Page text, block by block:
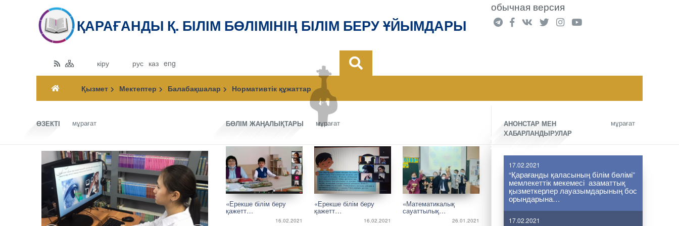
ҚАРАҒАНДЫ Қ. БІЛІМ БӨЛІМІНІҢ БІЛІМ БЕРУ ҰЙЫМДАРЫ
обычная версия
кіру рус каз eng
Қызмет Мектептер Балабақшалар Нормативтік құжаттар
ӨЗЕКТІ мұрағат БӨЛІМ ЖАҢАЛЫҚТАРЫ мұрағат
«Ерекше білім беру
қажетт…
16.02.2021
«Ерекше білім беру
қажетт…
16.02.2021
«Математикалық
сауаттылық…
26.01.2021
АНОНСТАР МЕН
ХАБАРЛАНДЫРУЛАР
мұрағат
17.02.2021
“Қарағанды қаласының білім бөлімі”
мемлекеттік мекемесі азаматтық
қызметкерлер лауазымдарының бос
орындарына…
17.02.2021